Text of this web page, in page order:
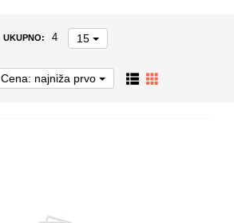
UKUPNO: 4 15
Cena: najniža prvo